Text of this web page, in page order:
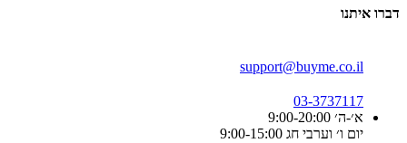
דברו איתנו
support@buyme.co.il
03-3737117
א׳-ה׳ 9:00-20:00
יום ו׳ וערבי חג 9:00-15:00